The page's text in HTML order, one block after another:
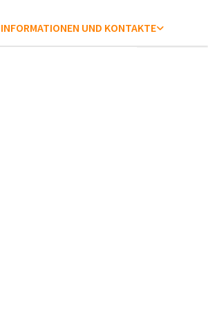
INFORMATIONEN UND KONTAKTE